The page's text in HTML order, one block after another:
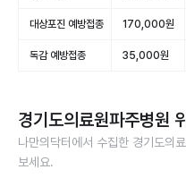
대상포진 예방접종 170,000원
독감 예방접종 35,000원
경기도의료원파주병원
나만의닥터에서 수집한 경기도의
보세요.